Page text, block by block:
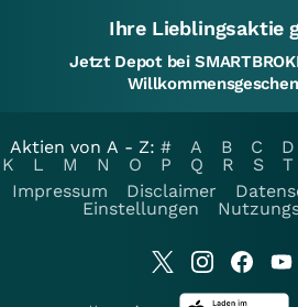
Ihre Lieblingsaktie
Jetzt Depot bei
Aktien von A - Z: # A B C D
K
L M N O P Q R S T
Impressum
Disclaimer
Einstellungen